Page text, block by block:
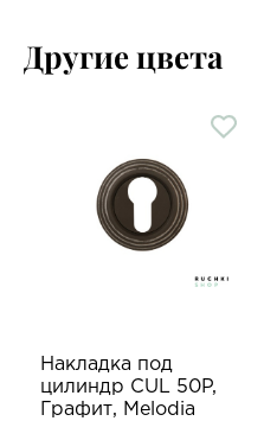
Другие цвета
Накладка под
цилиндр CUL 50P,
Графит, Melodia